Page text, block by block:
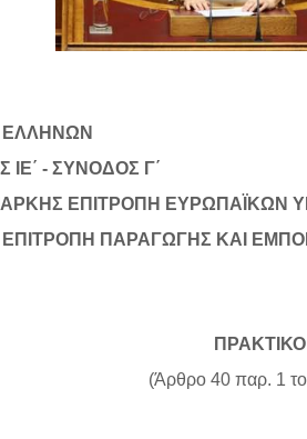
ΙΕ΄ - ΣΥΝΟΔΟΣ Γ΄
ΕΠΙΤΡΟΠΗ ΕΥΡΩΠΑΪΚΩΝ
ΠΑΡΑΓΩΓΗΣ ΚΑΙ
ΠΡΑΚΤΙΚΟ
(Άρθρο 40 παρ. 1